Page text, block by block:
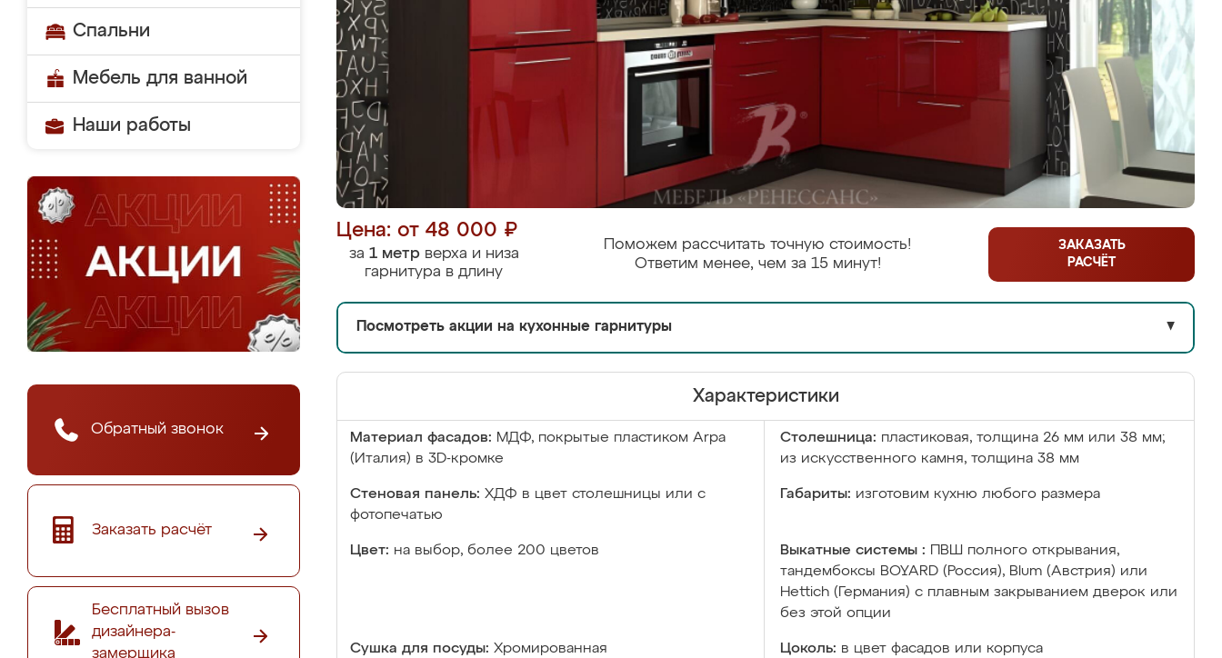
Спальни
Мебель для ванной
Наши работы
Обратный звонок
Заказать расчёт
Бесплатный вызов
дизайнера-
замерщика
Цена: от 48 000 ₽
за 1 метрверха и низа
гарнитура в длину
Поможем рассчитать точную стоимость!
Ответим менее, чем за 15 минут!
ЗАКАЗАТЬ
РАСЧЁТ
Посмотреть акции на кухонные гарнитуры ▼
Характеристики
Материал фасадов: МДФ, покрытые пластиком Arpa
(Италия) в 3D-кромке
Столешница: пластиковая, толщина 26 мм или 38 мм;
из искусственного камня, толщина 38 мм
Стеновая панель: ХДФ в цвет столешницы или с
фотопечатью
Габариты: изготовим кухню любого размера
Цвет: на выбор, более 200 цветов Выкатные системы :
ПВШ полного открывания,
тандембоксы BOYARD (Россия), Blum (Австрия) или
Hettich (Германия) с плавным закрыванием дверок или
без этой опции
Сушка для посуды: Хромированная Цоколь: в цвет фасадов или корпуса